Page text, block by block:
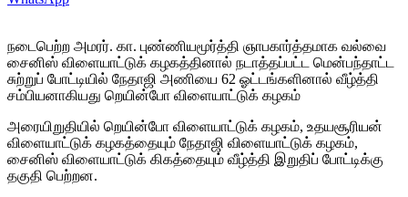
நடைபெற்ற அமரர். கா. புண்ணியமூர்த்தி ஞாபகார்த்தமாக வல்வை
சைனிஸ் விளையாட்டுக் கழகத்தினால் நடாத்தப்பட்ட மென்பந்தாட்ட
சுற்றுப் போட்டியில் நேதாஜி அணியை 62 ஓட்டங்களினால் வீழ்த்தி
சம்பியனாகியது றெயின்போ விளையாட்டுக் கழகம்
அரையிறுதியில் றெயின்போ விளையாட்டுக் கழகம், உதயசூரியன்
விளையாட்டுக் கழகத்தையும் நேதாஜி விளையாட்டுக் கழகம்,
சைனிஸ் விளையாட்டுக் கிகத்தையும் வீழ்த்தி இறுதிப் போட்டிக்கு
தகுதி பெற்றன.